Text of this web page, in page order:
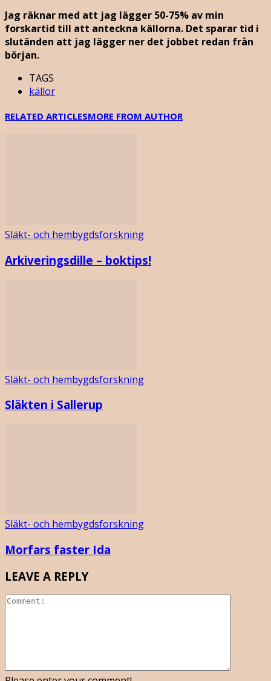
Jag räknar med att jag lägger 50-75% av min
forskartid till att anteckna källorna. Det sparar tid i
slutänden att jag lägger ner det jobbet redan från
början.
TAGS
källor
RELATED ARTICLESMORE FROM AUTHOR
Släkt- och hembygdsforskning
Arkiveringsdille – boktips!
Släkt- och hembygdsforskning
Släkten i Sallerup
Släkt- och hembygdsforskning
Morfars faster Ida
LEAVE A REPLY